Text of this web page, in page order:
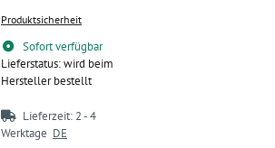
Produktsicherheit
Sofort verfügbar
Lieferstatus: wird beim
Hersteller bestellt
Lieferzeit: 2 - 4
Werktage DE